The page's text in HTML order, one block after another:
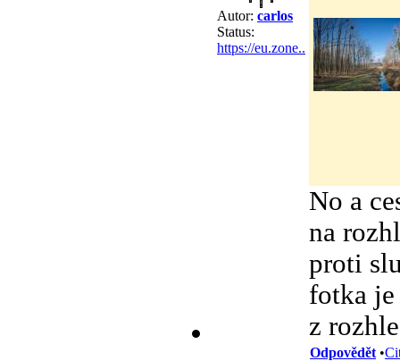
Autor: carlos
Status:
https://eu.zone..
No a
na
proti
fotka
z
Odpovědět •